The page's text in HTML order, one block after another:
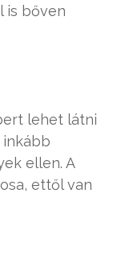
is bőven
lehet látni
inkább
ellen. A
ettől van